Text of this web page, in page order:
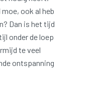
ook al heb
Dan is het tijd
onder de loep
te veel
ontspanning